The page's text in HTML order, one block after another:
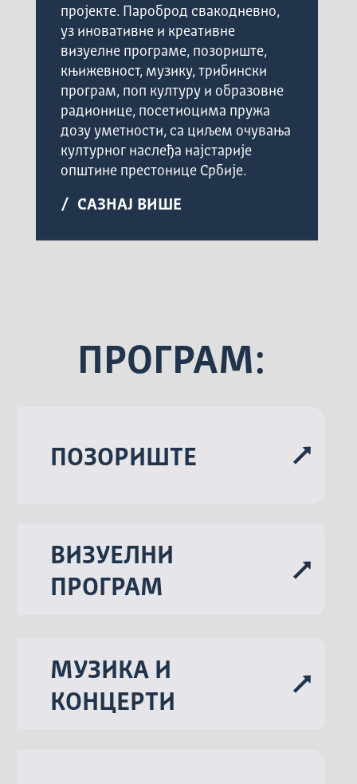
пројекте. Пароброд свакодневно,
уз иновативне и креативне
визуелне програме, позориште,
књижевност, музику, трибински
програм, поп културу и образовне
радионице, посетиоцима пружа
дозу уметности, са циљем очувања
културног наслеђа најстарије
општине престонице Србије.
/ САЗНАЈ ВИШЕ
ПРОГРАМ:
ПОЗОРИШТЕ
ВИЗУЕЛНИ
ПРОГРАМ
МУЗИКА И
КОНЦЕРТИ